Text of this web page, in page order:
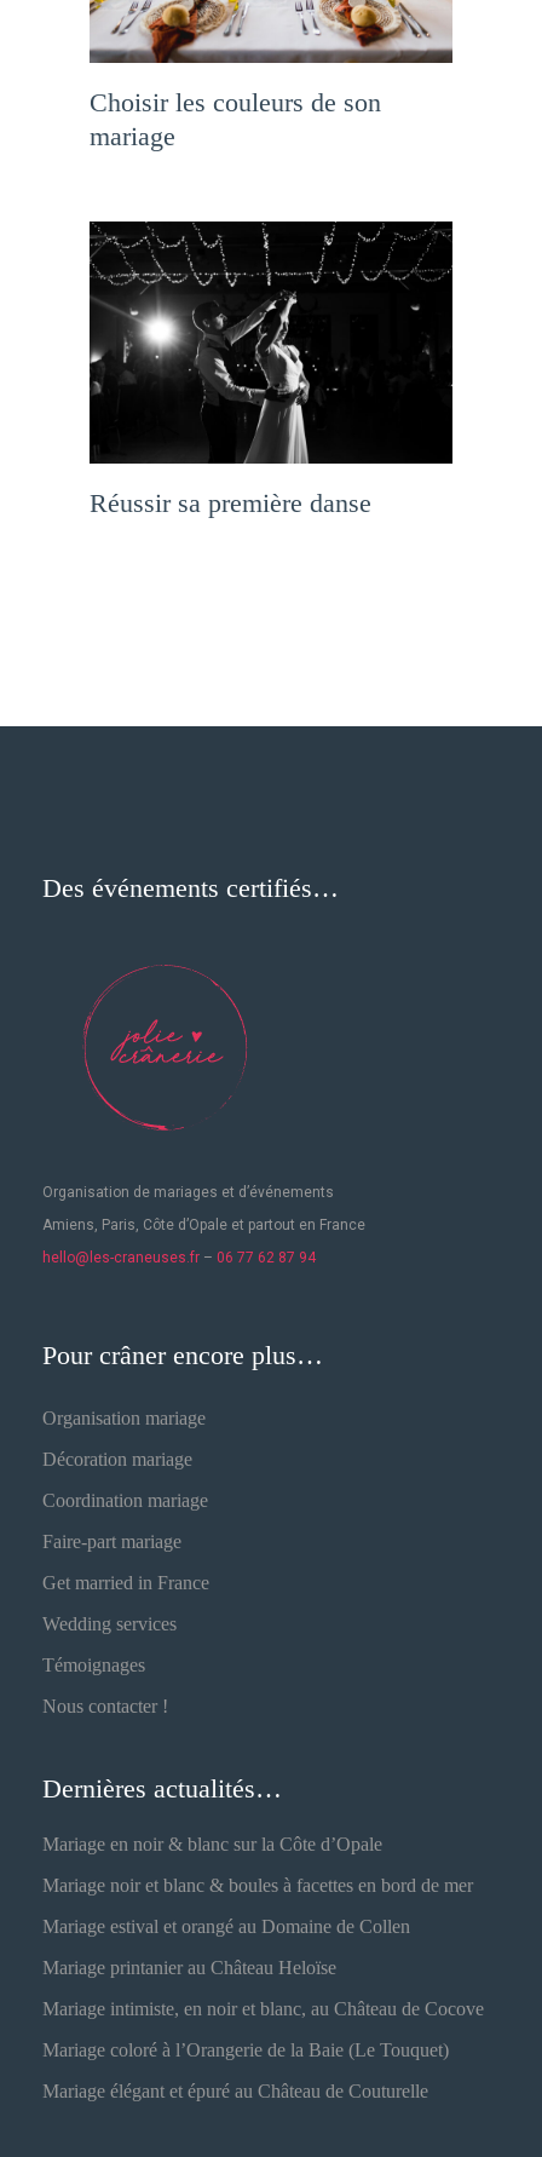
Choisir les couleurs de son
mariage
Réussir sa première danse
Des événements certifiés…
Organisation de mariages et d’événements
Amiens, Paris, Côte d’Opale et partout en France
hello@les-craneuses.fr – 06 77 62 87 94
Pour crâner encore plus…
Organisation mariage
Décoration mariage
Coordination mariage
Faire-part mariage
Get married in France
Wedding services
Témoignages
Nous contacter !
Dernières actualités…
Mariage en noir & blanc sur la Côte d’Opale
Mariage noir et blanc & boules à facettes en bord de mer
Mariage estival et orangé au Domaine de Collen
Mariage printanier au Château Heloïse
Mariage intimiste, en noir et blanc, au Château de Cocove
Mariage coloré à l’Orangerie de la Baie (Le Touquet)
Mariage élégant et épuré au Château de Couturelle